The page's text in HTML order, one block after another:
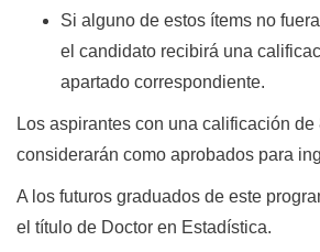
Si alguno de estos ítems no
el candidato recibirá una
apartado correspondiente.
Los aspirantes con una calificación de
considerarán como aprobados para
A los futuros graduados de este
el título de Doctor en Estadística.